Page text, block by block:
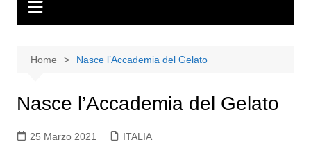
Home Nasce l’Accademia del Gelato
Nasce l’Accademia del Gelato
25 Marzo 2021 ITALIA